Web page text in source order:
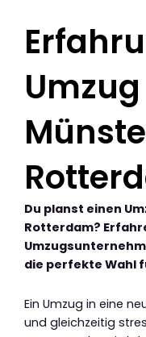
Du planst einen
Rotterdam?
die perfekte Wahl
Ein Umzug in eine
und gleichzeitig